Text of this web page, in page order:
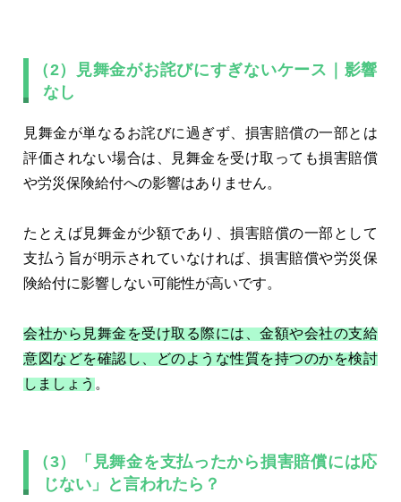
（2）見舞金がお詫びにすぎないケース｜影響
なし
見舞金が単なるお詫びに過ぎず、損害賠償の一部とは
評価されない場合は、見舞金を受け取っても損害賠償
や労災保険給付への影響はありません。
たとえば見舞金が少額であり、損害賠償の一部として
支払う旨が明示されていなければ、損害賠償や労災保
険給付に影響しない可能性が高いです。
会社から見舞金を受け取る際には、金額や会社の支給
意図などを確認し、どのような性質を持つのかを検討
しましょう 。
（3）「見舞金を支払ったから損害賠償には応
じない」と言われたら？